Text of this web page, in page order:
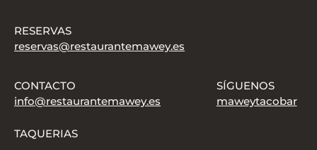
RESERVAS
reservas@restaurantemawey.es
CONTACTO
info@restaurantemawey.es
SÍGUENOS
maweytacobar
TAQUERIAS